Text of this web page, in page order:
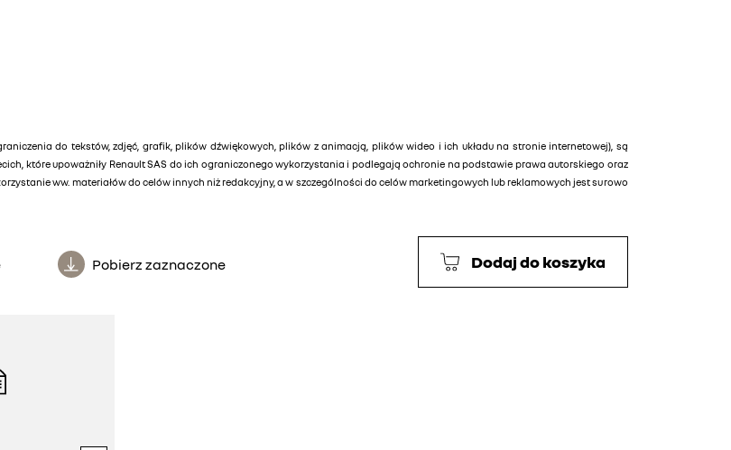
do tekstów, zdjęć, grafik, plików dźwiękowych, plików z animacją, plików wideo i ich układu na stronie internetowej), są
które upoważniły Renault SAS do ich ograniczonego wykorzystania i podlegają ochronie na podstawie prawa autorskiego oraz
ww. materiałów do celów innych niż redakcyjny, a w szczególności do celów marketingowych lub reklamowych jest surowo
Pobierz zaznaczone Dodaj do koszyka